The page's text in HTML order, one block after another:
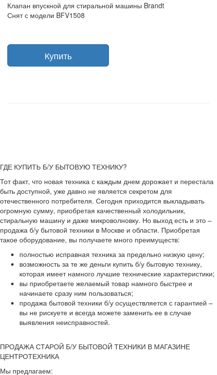
Клапан впускной для стиральной машины Brandt
Снят с модели BFV1508
ГДЕ КУПИТЬ Б/У БЫТОВУЮ ТЕХНИКУ?
Тот факт, что новая техника с каждым днем дорожает и перестала
быть доступной, уже давно не является секретом для
отечественного потребителя. Сегодня приходится выкладывать
огромную сумму, приобретая качественный холодильник,
стиральную машину и даже микроволновку. Но выход есть и это –
продажа б/у бытовой техники в Москве и области. Приобретая
такое оборудование, вы получаете много преимуществ:
полностью исправная техника за предельно низкую цену;
возможность за те же деньги купить б/у бытовую технику,
которая имеет намного лучшие технические характеристики;
вы приобретаете желаемый товар намного быстрее и
начинаете сразу ним пользоваться;
продажа бытовой техники б/у осуществляется с гарантией –
вы не рискуете и всегда можете заменить ее в случае
выявления неисправностей.
ПРОДАЖА СТАРОЙ Б/У БЫТОВОЙ ТЕХНИКИ В МАГАЗИНЕ
ЦЕНТРОТЕХНИКА
Мы предлагаем: